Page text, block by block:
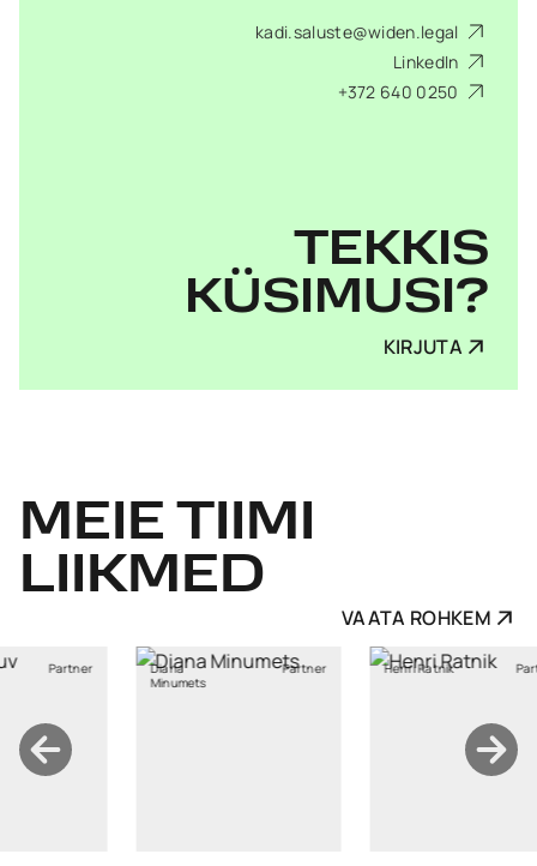
kadi.saluste@widen.legal
LinkedIn
+372 640 0250
TEKKIS
KÜSIMUSI?
KIRJUTA
MEIE TIIMI
LIIKMED
VAATA ROHKEM
Partner Henri Ratnik Partner Kristi Sild